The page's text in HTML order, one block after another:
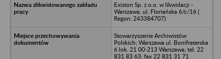
Existon Sp. z o.o. w likwidacji -
Warszawa, ul. Floriańska 6/c/16 (
Regon: 243384707)
Stowarzyszenie Archiwistów
Polskich; Warszawa ul. Bonifraterska
6 lok. 21 00-213 Warszawa; tel. 22
831 83 63; fax 22 831 31 71